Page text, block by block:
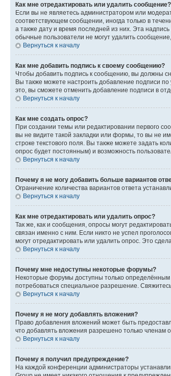
Как мне отредактировать или удалить сообщение?
Если вы не являетесь администратором или
соответствующем сообщении, иногда только в
а также дату и время последней из них. Эта
обычные пользователи не могут удалить
Вернуться к началу
Как мне добавить подпись к своему сообщению?
Чтобы добавить подпись к сообщению, вы должны
Вы также можете настроить добавление подписи
это, вы сможете отменить добавление подписи в
Вернуться к началу
Как мне создать опрос?
При создании темы или редактировании первого
вы не видите такой закладки или формы, то вы не
строке текстового поля. Вы также можете задать
опрос будет постоянным) и возможность
Вернуться к началу
Почему я не могу добавить больше вариантов
Ограничение количества вариантов ответа
Вернуться к началу
Как мне отредактировать или удалить опрос?
Так же, как и сообщения, опросы могут
связан именно с ним. Если никто не успел
могут отредактировать или удалить опрос. Это
Вернуться к началу
Почему мне недоступны некоторые форумы?
Некоторые форумы доступны только определённым
потребоваться специальное разрешение.
Вернуться к началу
Почему я не могу добавлять вложения?
Право добавления вложений может быть
что добавлять вложения разрешено только членам
Вернуться к началу
Почему я получил предупреждение?
На каждой конференции администраторы